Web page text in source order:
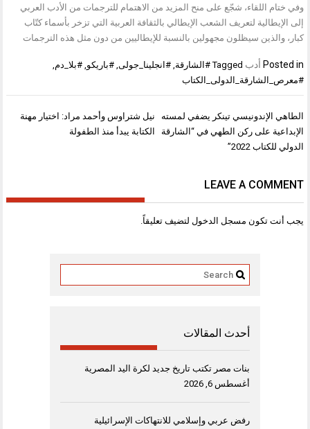
وفي ختام اللقاء، شجّع على منح المزيد من الاهتمام للترجمات من الأدب العربي
إلى الإيطالية لتعريف الشعب الإيطالي بالثقافة العربية التي تزخر بأسماء كتّاب
كبار، والذين سيظلون مجهولين بالنسبة للإيطاليين من دون مثل هذه الترجمات
Posted in أدب Tagged #الشارقة ,#انجلينا_جولى ,#باريكو ,#بلا_دم
#معرص_الشارقة_الدولى_الكتاب
تصفّح
المقالات
نيل شتراوس وأحمد مراد: اختيار مهنة
الكتابة يبدأ منذ الطفولة
الطاهي الإندونيسي تينكر يضفي لمسته
الإبداعية على ركن الطهي في “الشارقة
الدولي للكتاب 2022”
LEAVE A COMMENT
يجب أنت تكون مسجل الدخول لتضيف تعليقاً.
أحدث المقالات
بنات مصر تكتب تاريخ جديد لكرة اليد المصرية
أغسطس 6, 2026
رفض عربي وإسلامي للانتهاكات الإسرائيلية